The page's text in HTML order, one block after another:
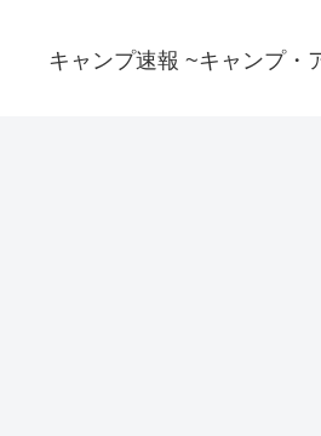
キャンプ速報 ~キャンプ・